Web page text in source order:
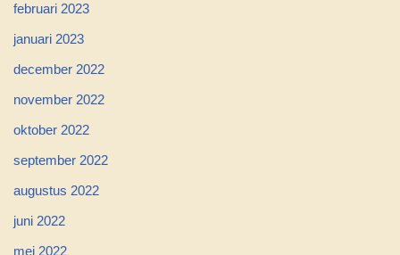
februari 2023
januari 2023
december 2022
november 2022
oktober 2022
september 2022
augustus 2022
juni 2022
mei 2022